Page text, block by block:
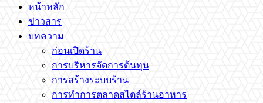
หน้าหลัก
ข่าวสาร
บทความ
ก่อนเปิดร้าน
การบริหารจัดการต้นทุน
การสร้างระบบร้าน
การทำการตลาดสไตล์ร้านอาหาร